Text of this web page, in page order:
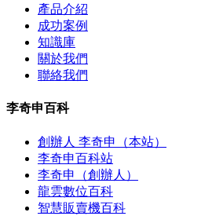
產品介紹
成功案例
知識庫
關於我們
聯絡我們
李奇申百科
創辦人 李奇申（本站）
李奇申百科站
李奇申（創辦人）
龍雲數位百科
智慧販賣機百科